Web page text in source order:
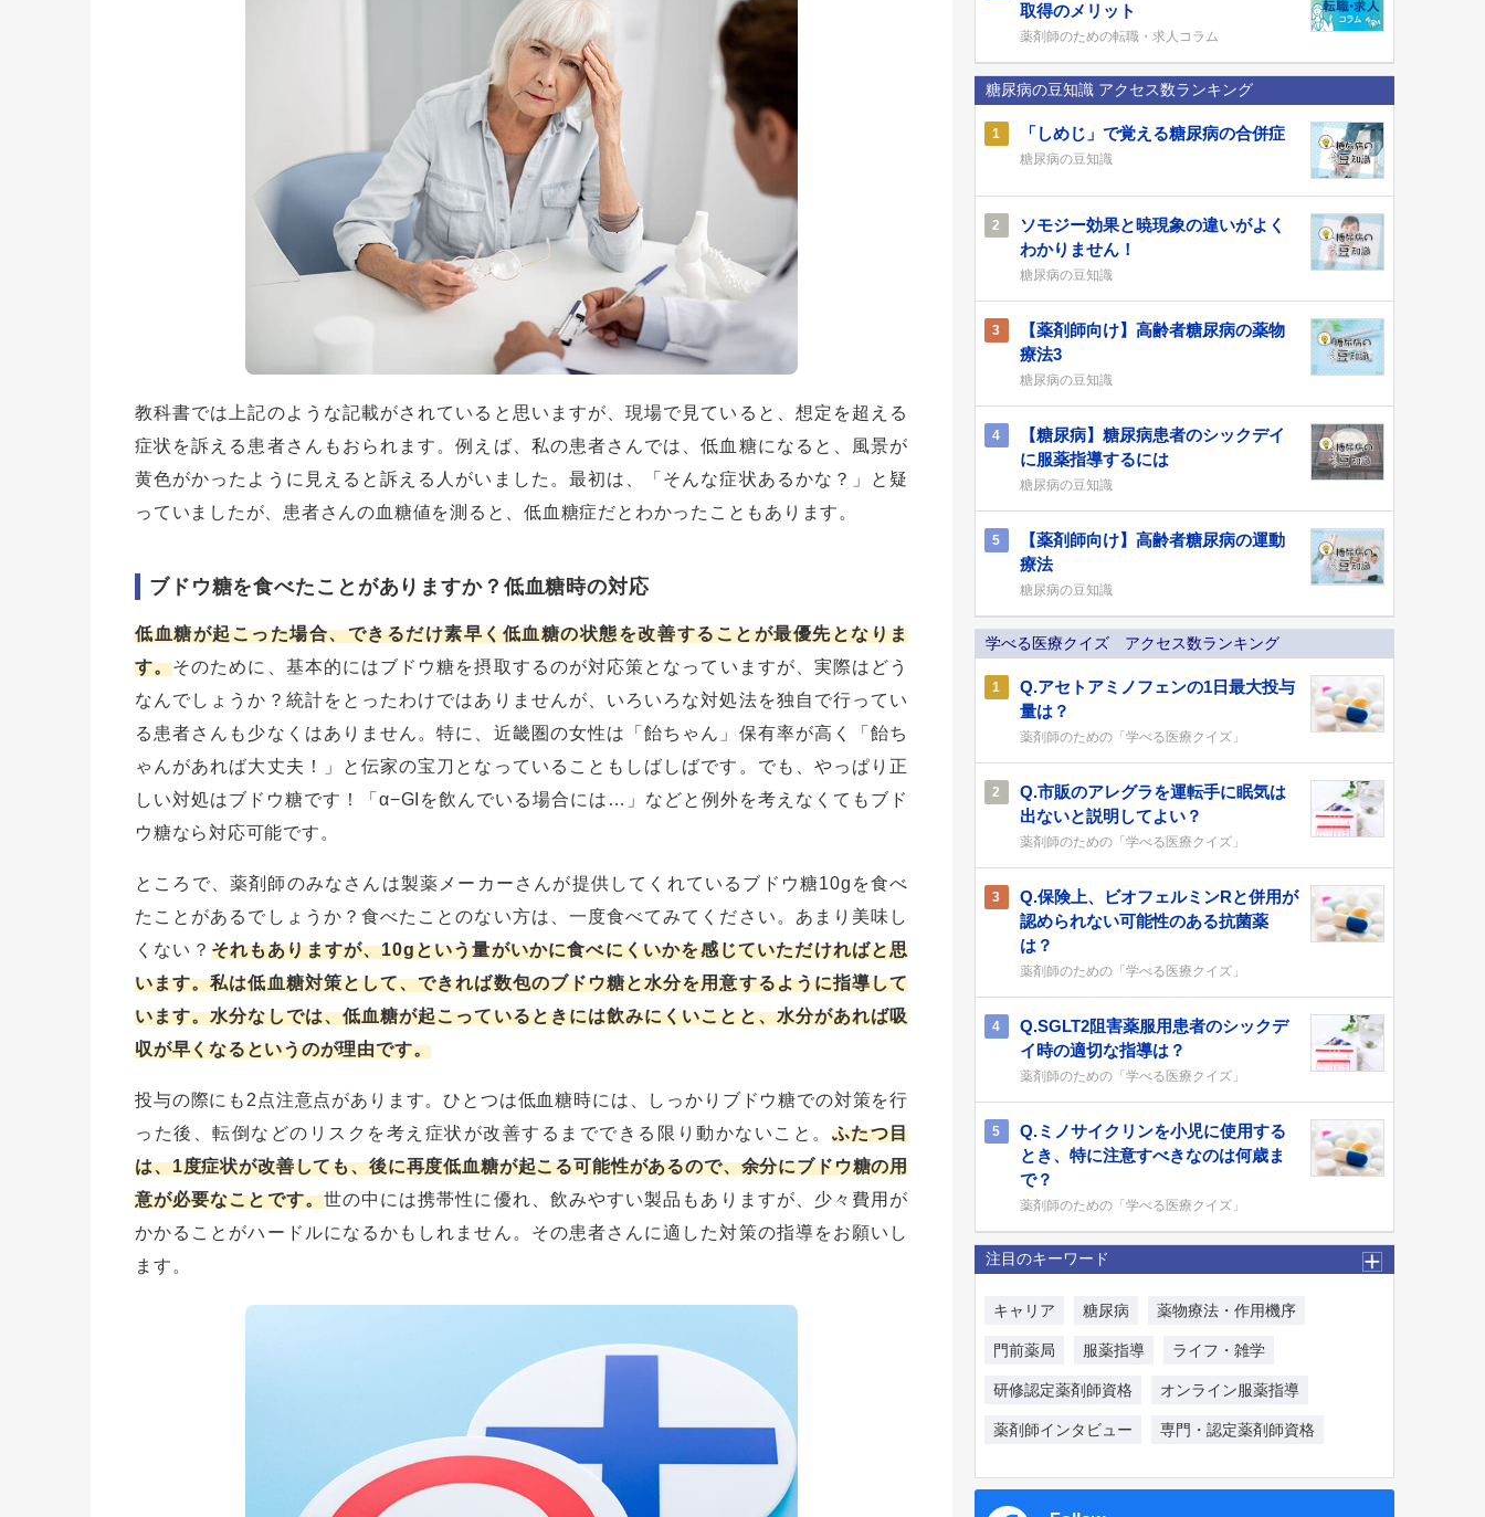
教科書では上記のような記載がされていると思いますが、現場で見ていると、想定を超える
症状を訴える患者さんもおられます。例えば、私の患者さんでは、低血糖になると、風景が
黄色がかったように見えると訴える人がいました。最初は、「そんな症状あるかな？」と疑
っていましたが、患者さんの血糖値を測ると、低血糖症だとわかったこともあります。
ブドウ糖を食べたことがありますか？低血糖時の対応
低血糖が起こった場合、できるだけ素早く低血糖の状態を改善することが最優先となりま
す。そのために、基本的にはブドウ糖を摂取するのが対応策となっていますが、実際はどう
なんでしょうか？統計をとったわけではありませんが、いろいろな対処法を独自で行ってい
る患者さんも少なくはありません。特に、近畿圏の女性は「飴ちゃん」保有率が高く「飴ち
ゃんがあれば大丈夫！」と伝家の宝刀となっていることもしばしばです。でも、やっぱり正
しい対処はブドウ糖です！「α−GIを飲んでいる場合には…」などと例外を考えなくてもブド
ウ糖なら対応可能です。
ところで、薬剤師のみなさんは製薬メーカーさんが提供してくれているブドウ糖10gを食べ
たことがあるでしょうか？食べたことのない方は、一度食べてみてください。あまり美味し
くない？ それもありますが、10gという量がいかに食べにくいかを感じていただければと思
います。私は低血糖対策として、できれば数包のブドウ糖と水分を用意するように指導して
います。水分なしでは、低血糖が起こっているときには飲みにくいことと、水分があれば吸
収が早くなるというのが理由です。
投与の際にも2点注意点があります。ひとつは低血糖時には、しっかりブドウ糖での対策を行
った後、転倒などのリスクを考え症状が改善するまでできる限り動かないこと。 ふたつ目
は、1度症状が改善しても、後に再度低血糖が起こる可能性があるので、余分にブドウ糖の用
意が必要なことです。世の中には携帯性に優れ、飲みやすい製品もありますが、少々費用が
かかることがハードルになるかもしれません。その患者さんに適した対策の指導をお願いし
ます。
取得のメリット
薬剤師のための転職・求人コラム
糖尿病の豆知識 アクセス数ランキング
1 「しめじ」で覚える糖尿病の合併症
糖尿病の豆知識
2
ソモジー効果と暁現象の違いがよく
わかりません！
糖尿病の豆知識
3
【薬剤師向け】高齢者糖尿病の薬物
療法3
糖尿病の豆知識
4
【糖尿病】糖尿病患者のシックデイ
に服薬指導するには
糖尿病の豆知識
5
【薬剤師向け】高齢者糖尿病の運動
療法
糖尿病の豆知識
学べる医療クイズ アクセス数ランキング
1
Q.アセトアミノフェンの1日最大投与
量は？
薬剤師のための「学べる医療クイズ」
2
Q.市販のアレグラを運転手に眠気は
出ないと説明してよい？
薬剤師のための「学べる医療クイズ」
3
Q.保険上、ビオフェルミンRと併用が
認められない可能性のある抗菌薬
は？
薬剤師のための「学べる医療クイズ」
4
Q.SGLT2阻害薬服用患者のシックデ
イ時の適切な指導は？
薬剤師のための「学べる医療クイズ」
5
Q.ミノサイクリンを小児に使用する
とき、特に注意すべきなのは何歳ま
で？
薬剤師のための「学べる医療クイズ」
注目のキーワード
キャリア 糖尿病 薬物療法・作用機序
門前薬局 服薬指導 ライフ・雑学
研修認定薬剤師資格 オンライン服薬指導
薬剤師インタビュー 専門・認定薬剤師資格